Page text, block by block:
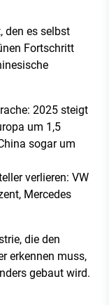
den es selbst
Fortschritt
2025 steigt
um 1,5
sogar um
verlieren: VW
Mercedes
die den
erkennen muss,
gebaut wird.